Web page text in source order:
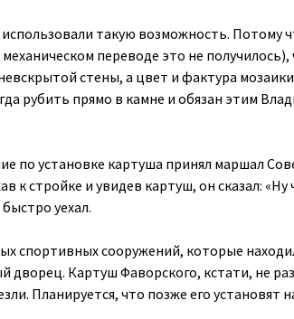
такую возможность. Потому
переводе это не получилось),
стены, а цвет и фактура
рубить прямо в камне и обязан этим
по установке картуша принял маршал
к стройке и увидев картуш, он сказал: «Ну
уехал.
спортивных сооружений, которые
дворец. Картуш Фаворского, кстати, не
Планируется, что позже его установят